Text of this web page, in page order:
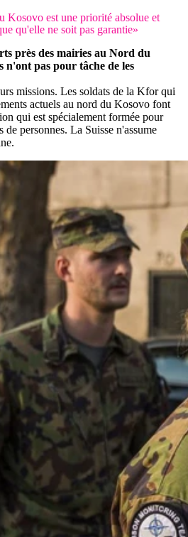
Kosovo est une priorité absolue et
qu'elle ne soit pas garantie»
près des mairies au Nord du
n'ont pas pour tâche de les
missions. Les soldats de la Kfor qui
actuels au nord du Kosovo font
qui est spécialement formée pour
de personnes. La Suisse n'assume